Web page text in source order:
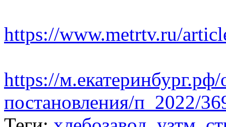
https://www.metrtv.ru/
https://
постановления/п_2022/